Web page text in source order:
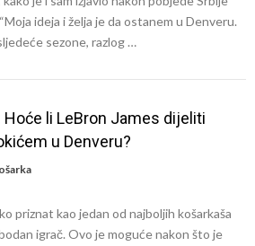
da ne dolazi u Madrid!
0:2 na Rolan Garosu, sada je dao
njegov račun
ideja i želja je da ostanem u Denveru.
sezone, razlog …
li LeBron James dijeliti
u Denveru?
priznat kao jedan od najboljih košarkaša
igrač. Ovo je moguće nakon što je